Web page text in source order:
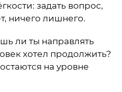
задать вопрос,
ничего лишнего.
ли ты направлять
хотел продолжить?
на уровне